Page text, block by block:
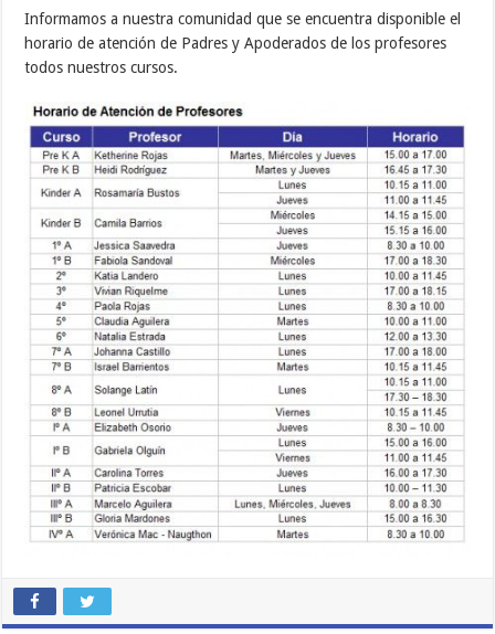
Informamos a nuestra comunidad que se encuentra disponible el
horario de atención de Padres y Apoderados de los profesores
todos nuestros cursos.